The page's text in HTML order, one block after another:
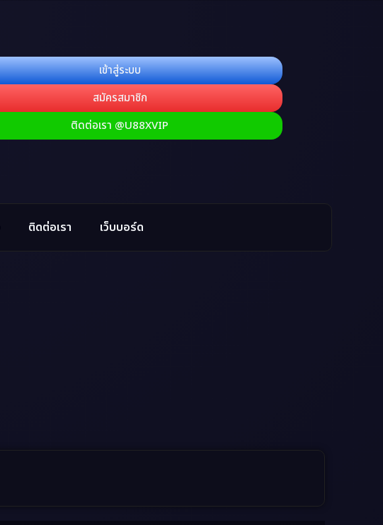
เข้าสู่ระบบ
สมัครสมาชิก
ติดต่อเรา @U88XVIP
ติดต่อเรา เว็บบอร์ด